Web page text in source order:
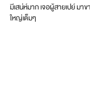
มีเสน่ห์มาก เจอผู้สายเปย์ มา
ใหญ่เต็มๆ